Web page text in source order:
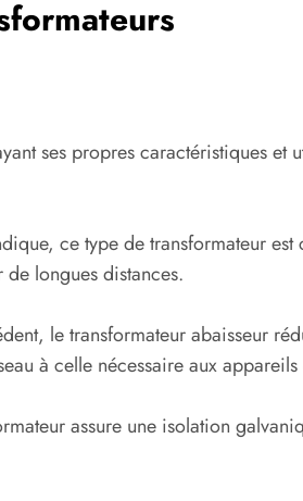
ses propres caractéristiques
ce type de transformateur
de longues distances.
le transformateur abaisseur
à celle nécessaire aux
assure une isolation